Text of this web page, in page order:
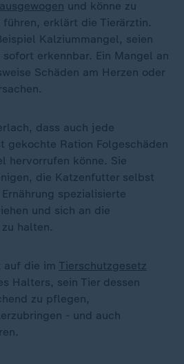
und könne zu
führen, erklärt die Tierärztin.
Kalziummangel, seien
erkennbar. Ein Mangel an
Schäden am Herzen oder
dass auch jede
gekochte Ration Folgeschäden
hervorrufen könne. Sie
die Katzenfutter selbst
spezialisierte
und sich an die
halten.
auf die im Tierschutzgesetz
Halters, sein Tier dessen
zu pflegen,
- und auch